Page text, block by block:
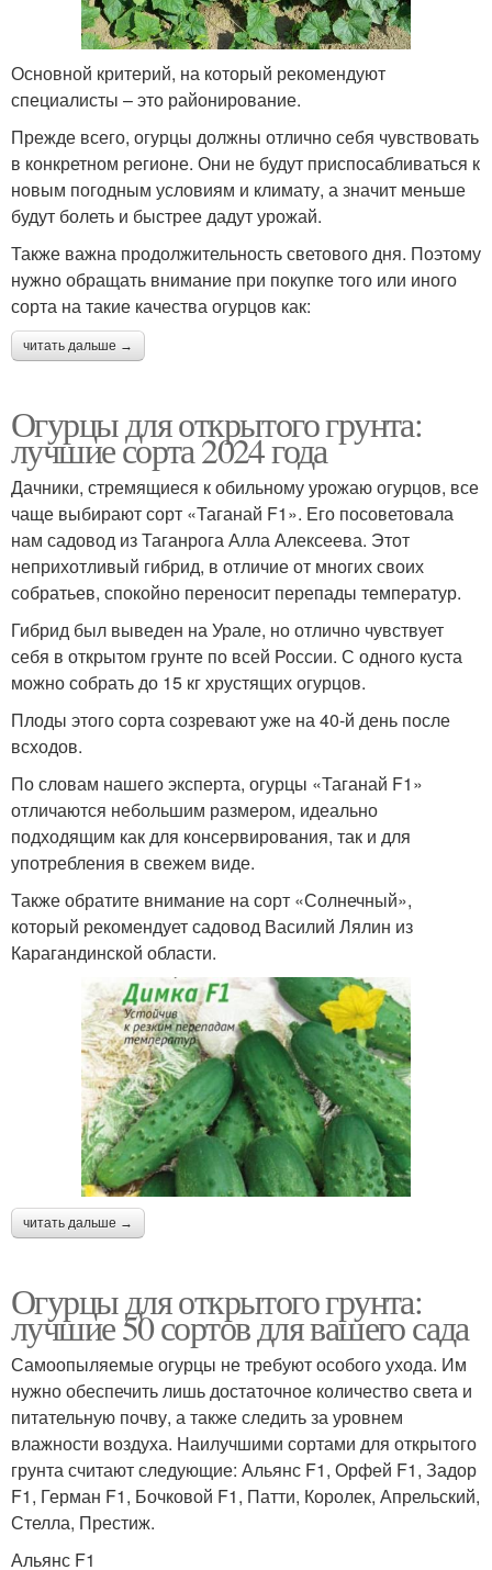
Основной критерий, на который рекомендуют
специалисты – это районирование.
Прежде всего, огурцы должны отлично себя чувствовать
в конкретном регионе. Они не будут приспосабливаться к
новым погодным условиям и климату, а значит меньше
будут болеть и быстрее дадут урожай.
Также важна продолжительность светового дня. Поэтому
нужно обращать внимание при покупке того или иного
сорта на такие качества огурцов как:
читать дальше →
Огурцы для открытого грунта:
лучшие сорта 2024 года
Дачники, стремящиеся к обильному урожаю огурцов, все
чаще выбирают сорт «Таганай F1». Его посоветовала
нам садовод из Таганрога Алла Алексеева. Этот
неприхотливый гибрид, в отличие от многих своих
собратьев, спокойно переносит перепады температур.
Гибрид был выведен на Урале, но отлично чувствует
себя в открытом грунте по всей России. С одного куста
можно собрать до 15 кг хрустящих огурцов.
Плоды этого сорта созревают уже на 40-й день после
всходов.
По словам нашего эксперта, огурцы «Таганай F1»
отличаются небольшим размером, идеально
подходящим как для консервирования, так и для
употребления в свежем виде.
Также обратите внимание на сорт «Солнечный»,
который рекомендует садовод Василий Лялин из
Карагандинской области.
читать дальше →
Огурцы для открытого грунта:
лучшие 50 сортов для вашего сада
Самоопыляемые огурцы не требуют особого ухода. Им
нужно обеспечить лишь достаточное количество света и
питательную почву, а также следить за уровнем
влажности воздуха. Наилучшими сортами для открытого
грунта считают следующие: Альянс F1, Орфей F1, Задор
F1, Герман F1, Бочковой F1, Патти, Королек, Апрельский,
Стелла, Престиж.
Альянс F1